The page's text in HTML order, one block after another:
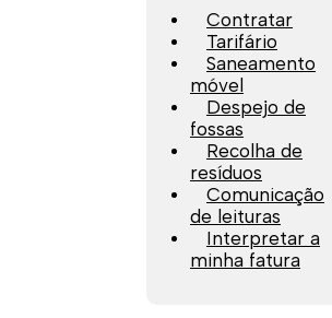
Contratar
Tarifário
Saneamento
móvel
Despejo de
fossas
Recolha de
resíduos
Comunicação
de leituras
Interpretar a
minha fatura